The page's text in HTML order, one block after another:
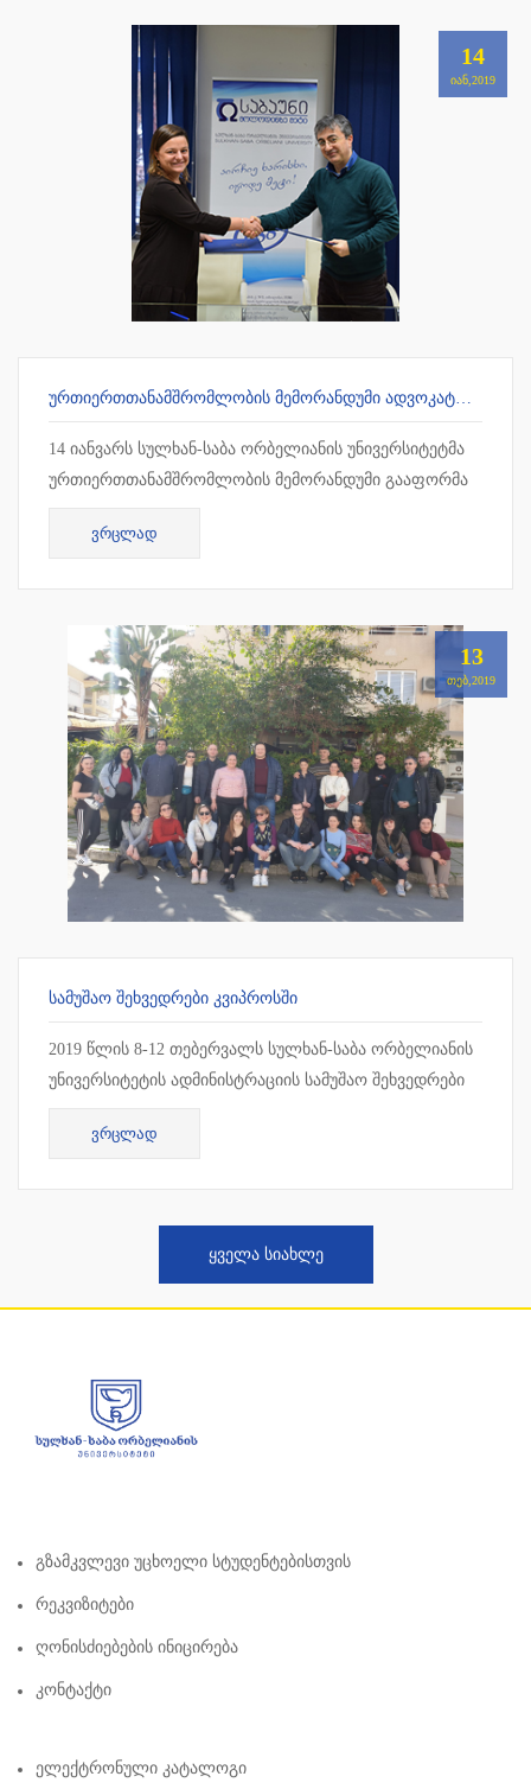
14
ᲘᲐᲜ,2019
ᲣᲠᲗᲘᲔᲠᲗᲗᲐᲜᲐᲛᲨᲠᲝᲛᲚᲝᲑᲘᲡ ᲛᲔᲛᲝᲠᲐᲜᲓᲣᲛᲘ ᲐᲓᲕᲝᲙᲐᲢᲗᲐ ᲡᲐᲙᲕᲐᲚᲘᲤᲘᲙᲐᲪᲘᲝ ᲒᲐᲛᲝᲪᲓᲔᲑᲘᲡ ᲛᲝᲡᲐᲛᲖᲐᲓᲔᲑᲔᲚ ᲪᲔᲜᲢᲠᲗᲐᲜ
14 იანვარს სულხან-საბა ორბელიანის უნივერსიტეტმა
ურთიერთთანამშრომლობის მემორანდუმი გააფორმა
ადვოკატთა საკვალიფიკაციო გამოცდების
მოსამზადებელ ცენტრთან. თანამშრ...
ᲕᲠᲪᲚᲐᲓ
13
ᲗᲔᲑ,2019
ᲡᲐᲛᲣᲨᲐᲝ ᲨᲔᲮᲕᲔᲓᲠᲔᲑᲘ ᲙᲕᲘᲞᲠᲝᲡᲨᲘ
2019 წლის 8-12 თებერვალს სულხან-საბა ორბელიანის
უნივერსიტეტის ადმინისტრაციის სამუშაო შეხვედრები
ჩატარდა კვიპროსში, ლარნაკაში. სამუშაო შეხვედრის
ფარგლებ...
ᲕᲠᲪᲚᲐᲓ
ᲧᲕᲔᲚᲐ ᲡᲘᲐᲮᲚᲔ
Გზამკვლევი Უცხოელი Სტუდენტებისთვის
Რეკვიზიტები
Ღონისძიებების Ინიცირება
Კონტაქტი
Ელექტრონული Კატალოგი